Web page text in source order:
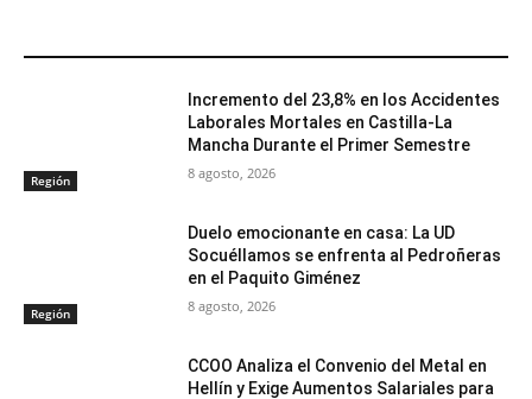
Región
Incremento del 23,8% en los Accidentes
Laborales Mortales en Castilla-La
Mancha Durante el Primer Semestre
8 agosto, 2026
Región
Duelo emocionante en casa: La UD
Socuéllamos se enfrenta al Pedroñeras
en el Paquito Giménez
8 agosto, 2026
CCOO Analiza el Convenio del Metal en
Hellín y Exige Aumentos Salariales para